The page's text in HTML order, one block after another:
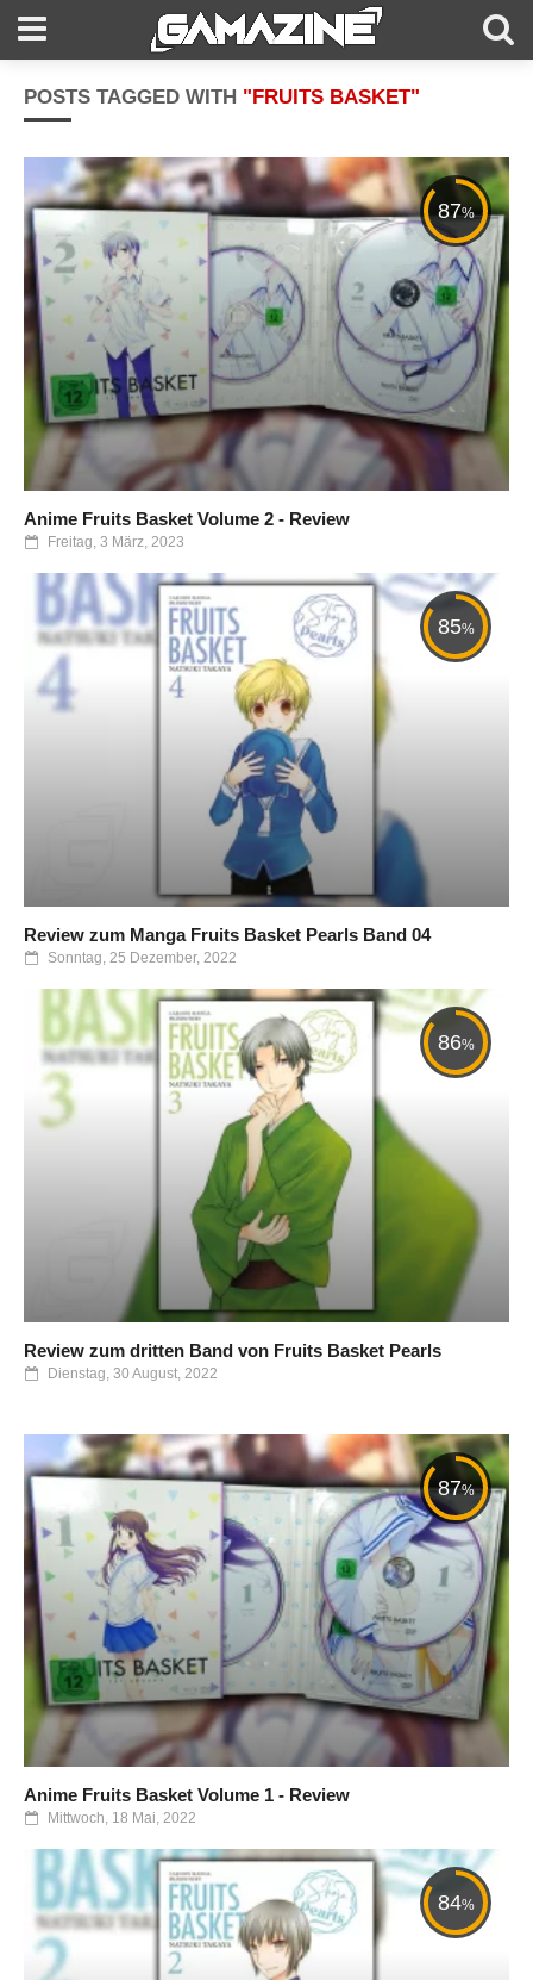
POSTS TAGGED WITH "FRUITS BASKET"
87%
Anime Fruits Basket Volume 2 - Review
Freitag, 3 März, 2023
85%
Review zum Manga Fruits Basket Pearls Band 04
Sonntag, 25 Dezember, 2022
86%
Review zum dritten Band von Fruits Basket Pearls
Dienstag, 30 August, 2022
87%
Anime Fruits Basket Volume 1 - Review
Mittwoch, 18 Mai, 2022
84%